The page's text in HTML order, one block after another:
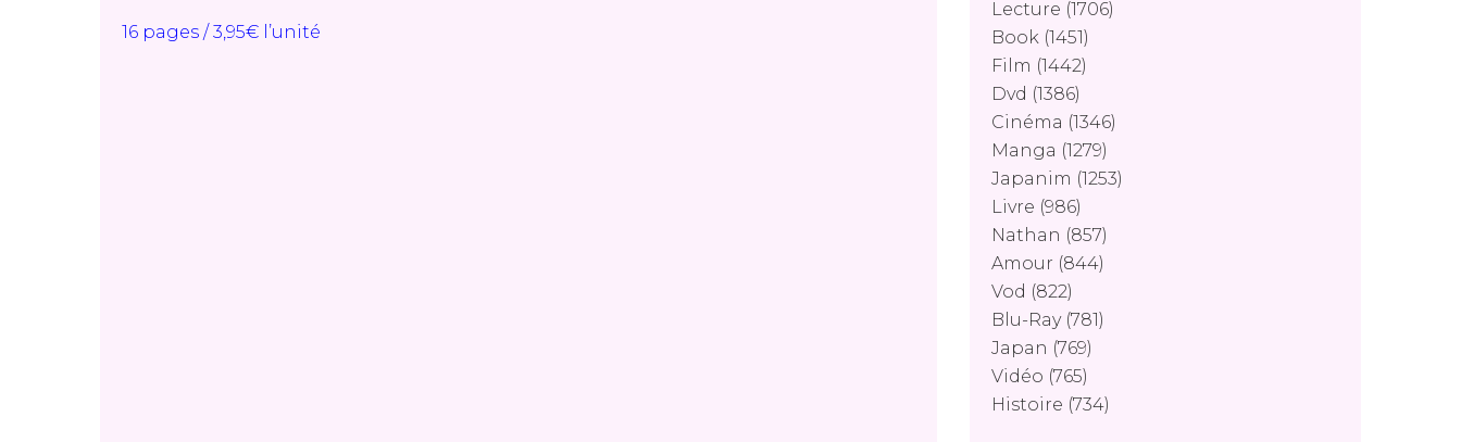
16 pages / 3,95€ l’unité
Lecture (1706)
Book (1451)
Film (1442)
Dvd (1386)
Cinéma (1346)
Manga (1279)
Japanim (1253)
Livre (986)
Nathan (857)
Amour (844)
Vod (822)
Blu-Ray(781)
Japan (769)
Vidéo (765)
Histoire (734)